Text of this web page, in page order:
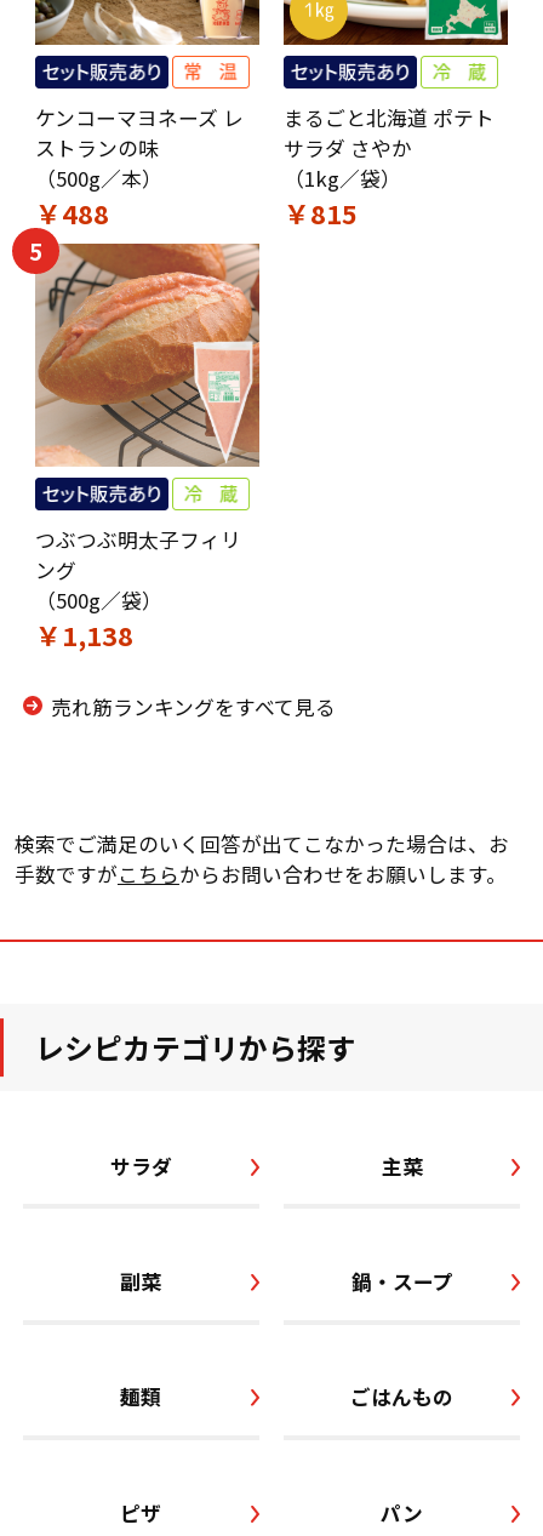
ケンコーマヨネーズ レ
ストランの味
（500g／本）
￥488
まるごと北海道 ポテト
サラダ さやか
（1kg／袋）
￥815
5
つぶつぶ明太子フィリ
ング
（500g／袋）
￥1,138
売れ筋ランキングをすべて見る
検索でご満足のいく回答が出てこなかった場合は、お
手数ですがこちらからお問い合わせをお願いします。
レシピカテゴリから探す
サラダ 主菜
副菜 鍋・スープ
麺類 ごはんもの
ピザ パン